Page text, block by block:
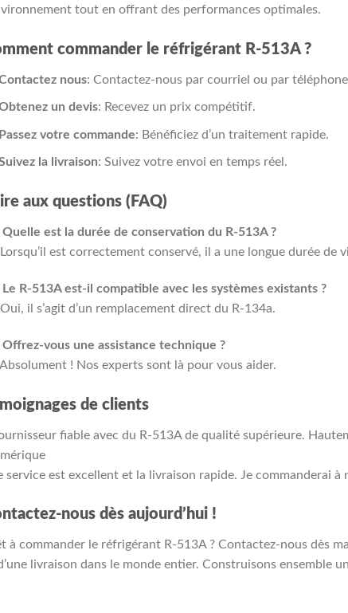
tout en offrant des performances optimales.
commander le réfrigérant R-513A ?
nous: Contactez-nous par courriel ou par
un devis: Recevez un prix compétitif.
Passez votre commande: Bénéficiez d’un traitement rapide.
la livraison: Suivez votre envoi en temps réel.
aux questions (FAQ)
Quelle est la durée de conservation du R-513A ?
Lorsqu’il est correctement conservé, il a une longue durée de
Le R-513A est-il compatible avec les systèmes existants ?
Oui, il s’agit d’un remplacement direct du R-134a.
Offrez-vous une assistance technique ?
Absolument ! Nos experts sont là pour vous aider.
de clients
fiable avec du R-513A de qualité supérieure.
service est excellent et la livraison rapide. Je commanderai à
nous dès aujourd’hui !
à commander le réfrigérant R-513A ? Contactez-nous dès
livraison dans le monde entier. Construisons ensemble